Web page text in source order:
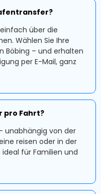
über die
Wählen Sie Ihre
Böbing – und erhalten
per E-Mail, ganz
pro Fahrt?
unabhängig von der
reisen oder in der
ideal für Familien und